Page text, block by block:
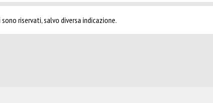
riservati, salvo diversa indicazione.